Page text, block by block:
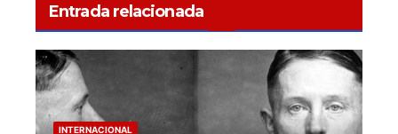
Entrada relacionada
INTERNACIONAL